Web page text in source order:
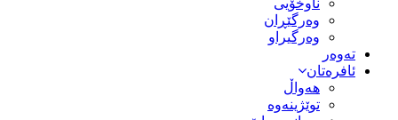
ناوخۆیی
وەرگێڕان
وەرگیراو
تەوەر
ئافرەتان
هەواڵ
توێژینەوە